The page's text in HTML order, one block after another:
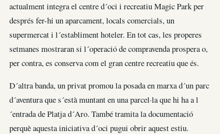
actualment integra el centre d´oci i recreatiu Magic Park per
després fer-hi un aparcament, locals comercials, un
supermercat i l´establiment hoteler. En tot cas, les properes
setmanes mostraran si l´operació de compravenda prospera o,
per contra, es conserva com el gran centre recreatiu que és.
D´altra banda, un privat promou la posada en marxa d´un parc
d´aventura que s´està muntant en una parcel·la que hi ha a l
´entrada de Platja d´Aro. També tramita la documentació
perquè aquesta iniciativa d´oci pugui obrir aquest estiu.